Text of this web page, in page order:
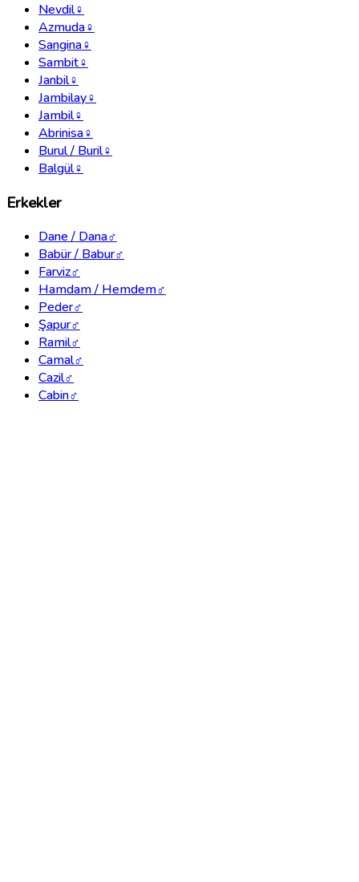
Nevdil♀
Azmuda♀
Sangina♀
Sambit♀
Janbil♀
Jambilay♀
Jambil♀
Abrinisa♀
Burul / Buril♀
Balgül♀
Erkekler
Dane / Dana♂
Babür / Babur♂
Farviz♂
Hamdam / Hemdem♂
Peder♂
Şapur♂
Ramil♂
Camal♂
Cazil♂
Cabin♂